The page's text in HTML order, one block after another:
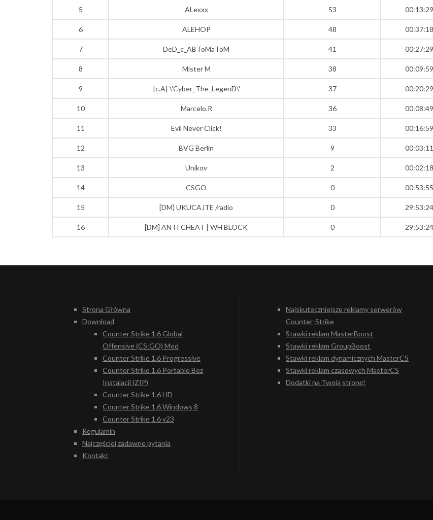
5 ALexxx 53 00:13:29
6 ALEHOP 48 00:37:18
7 DeD_c_ABToMaToM 41 00:27:29
8 Mister M 38 00:09:59
9 |c.A| \'Cyber_The_LegenD\' 37 00:20:29
10 Marcelo.R 36 00:08:49
11 Evil Never Click! 33 00:16:59
12 BVG Berlin 9 00:03:11
13 Unikov 2 00:02:18
14 CSGO 0 00:53:55
15 [DM] UKUCAJTE /radio 0 29:53:24
16 [DM] ANTI CHEAT | WH BLOCK 0 29:53:24
Strona Główna
Download
Counter Strike 1.6 Global
Offensive (CS:GO) Mod
Counter Strike 1.6 Progressive
Counter Strike 1.6 Portable Bez
Instalacji (ZIP)
Counter Strike 1.6 HD
Counter Strike 1.6 Windows 8
Counter Strike 1.6 v23
Regulamin
Najczęściej zadawne pytania
Kontakt
Najskuteczniejsze reklamy serwerów
Counter-Strike
Stawki reklam MasterBoost
Stawki reklam GroupBoost
Stawki reklam dynamicznych MasterCS
Stawki reklam czasowych MasterCS
Dodatki na Twoją stronę!